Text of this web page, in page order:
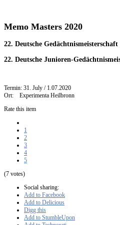
Memo Masters 2020
22. Deutsche Gedächtnismeisterschaft
22. Deutsche Junioren-
Termin: 31. July / 1.07.2020
Ort: Experimenta Heilbronn
Rate this item
1
2
3
4
5
(7 votes)
Social sharing:
Add to Facebook
Add to Delicious
Digg this
Add to StumbleUpon